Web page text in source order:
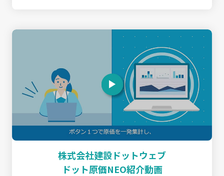
株式会社建設ドットウェブ
ドット原価NEO紹介動画